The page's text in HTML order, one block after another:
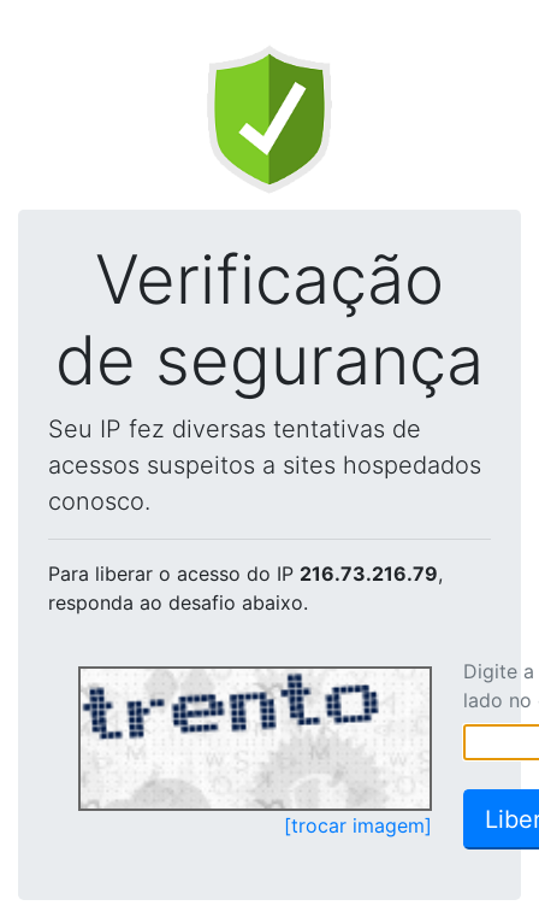
Verificação
de segurança
Seu IP fez diversas tentativas de
acessos suspeitos a sites hospedados
conosco.
Para liberar o acesso do IP 216.73.216.79,
responda ao desafio abaixo.
[trocar imagem]
Digite
lado no